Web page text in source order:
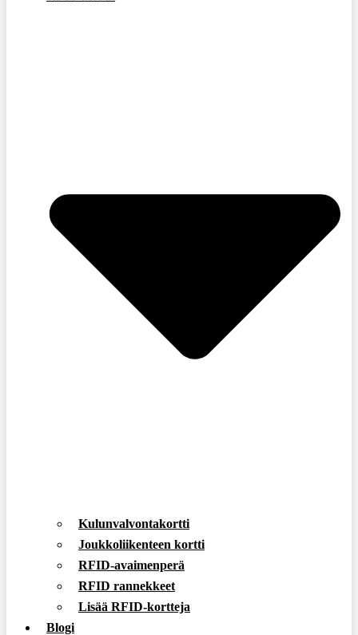
Kulunvalvontakortti
Joukkoliikenteen kortti
RFID-avaimenperä
RFID rannekkeet
Lisää RFID-kortteja
Blogi